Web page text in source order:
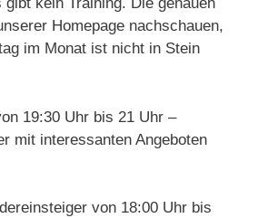
gibt kein Training. Die genauen
Homepage nachschauen,
im Monat ist nicht in Stein
19:30 Uhr bis 21 Uhr –
mit interessanten Angeboten
von 18:00 Uhr bis